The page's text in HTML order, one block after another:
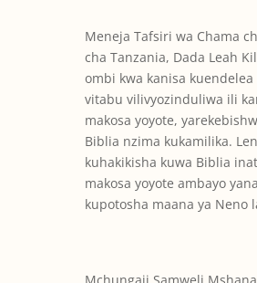
Meneja Tafsiri wa Chama
cha Tanzania, Dada Leah
ombi kwa kanisa
vitabu vilivyozinduliwa ili
makosa yoyote,
Biblia nzima kukamilika.
kuhakikisha kuwa Biblia
makosa yoyote ambayo
kupotosha maana ya Neno
Mchungaji Samweli